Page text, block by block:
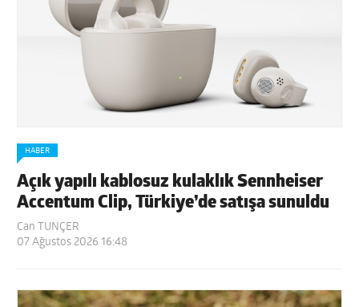
HABER
Açık yapılı kablosuz kulaklık Sennheiser
Accentum Clip, Türkiye’de satışa sunuldu
Can TUNÇER
07 Ağustos 2026 16:48